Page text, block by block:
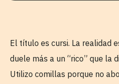
El título es cursi. La realidad
duele más a un “rico” que la
Utilizo comillas porque no